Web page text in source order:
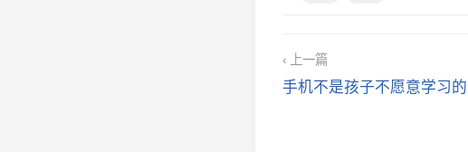
‹ 上一篇
手机不是孩子不愿意学习